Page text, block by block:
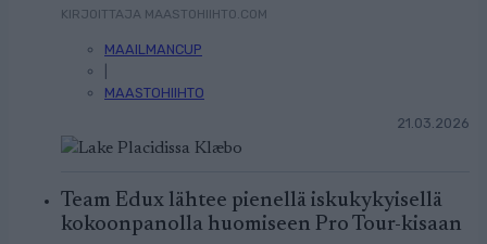
KIRJOITTAJA MAASTOHIIHTO.COM
MAAILMANCUP
MAASTOHIIHTO
21.03.2026
Team Edux lähtee pienellä iskukykyisellä
kokoonpanolla huomiseen Pro Tour-kisaan